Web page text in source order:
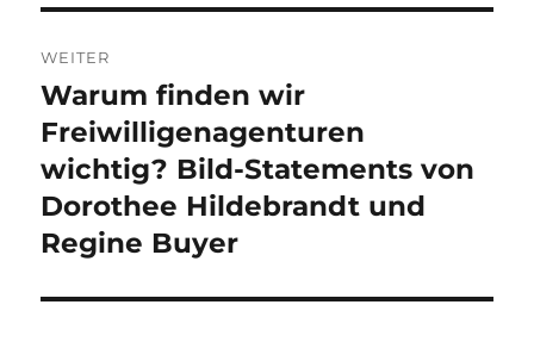
WEITER
Nächster
Beitrag:
Warum finden wir
Freiwilligenagenturen
wichtig? Bild-Statements von
Dorothee Hildebrandt und
Regine Buyer